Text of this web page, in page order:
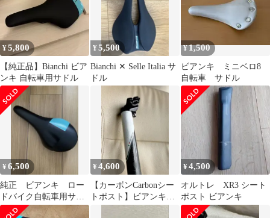
¥5,800
【純正品】Bianchi ビア
ンキ 自転車用サドル
¥5,500
Bianchi ✕ Selle Italia サ
ドル
¥1,500
ビアンキ ミニベロ8
自転車 サドル
¥6,500
純正 ビアンキ ロー
ドバイク自転車用サド
ル
¥4,600
【カーボンCarbonシー
トポスト】ビアンキ
Bianchi◆黒×白×チェレ
¥4,500
オルトレ XR3 シート
ポスト ビアンキ